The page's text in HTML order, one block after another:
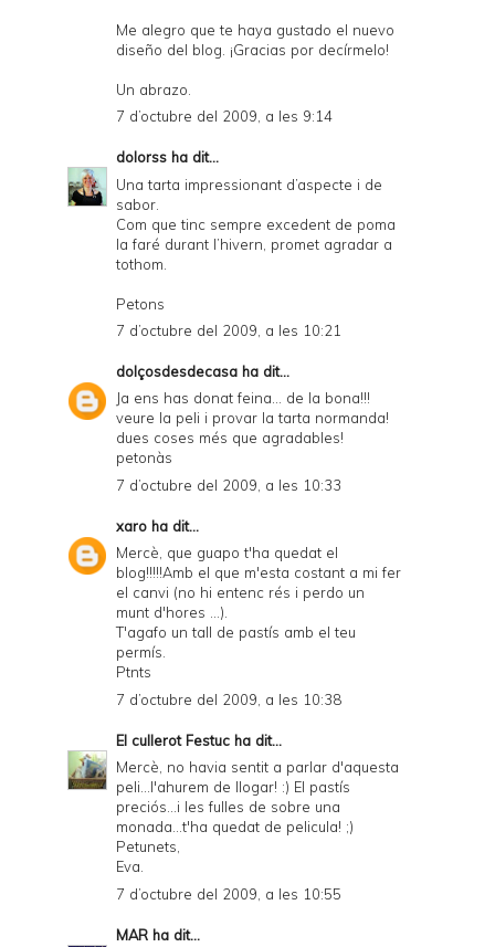
Me alegro que te haya gustado el nuevo
diseño del blog. ¡Gracias por decírmelo!
Un abrazo.
7 d’octubre del 2009, a les 9:14
dolorss ha dit...
Una tarta impressionant d’aspecte i de
sabor.
Com que tinc sempre excedent de poma
la faré durant l’hivern, promet agradar a
tothom.
Petons
7 d’octubre del 2009, a les 10:21
dolçosdesdecasa ha dit...
Ja ens has donat feina... de la bona!!!
veure la peli i provar la tarta normanda!
dues coses més que agradables!
petonàs
7 d’octubre del 2009, a les 10:33
xaro ha dit...
Mercè, que guapo t'ha quedat el
blog!!!!!Amb el que m'esta costant a mi fer
el canvi (no hi entenc rés i perdo un
munt d'hores ...).
T'agafo un tall de pastís amb el teu
permís.
Ptnts
7 d’octubre del 2009, a les 10:38
El cullerot Festuc ha dit...
Mercè, no havia sentit a parlar d'aquesta
peli...l'ahurem de llogar! :) El pastís
preciós...i les fulles de sobre una
monada...t'ha quedat de pelicula! ;)
Petunets,
Eva.
7 d’octubre del 2009, a les 10:55
MAR ha dit...